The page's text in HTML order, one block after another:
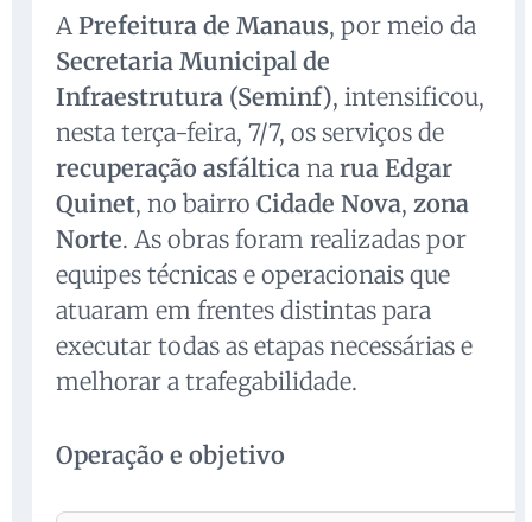
A Prefeitura de Manaus, por meio da
Secretaria Municipal de
Infraestrutura (Seminf), intensificou,
nesta terça-feira, 7/7, os serviços de
recuperação asfáltica na rua Edgar
Quinet, no bairro Cidade Nova, zona
Norte. As obras foram realizadas por
equipes técnicas e operacionais que
atuaram em frentes distintas para
executar todas as etapas necessárias e
melhorar a trafegabilidade.
Operação e objetivo